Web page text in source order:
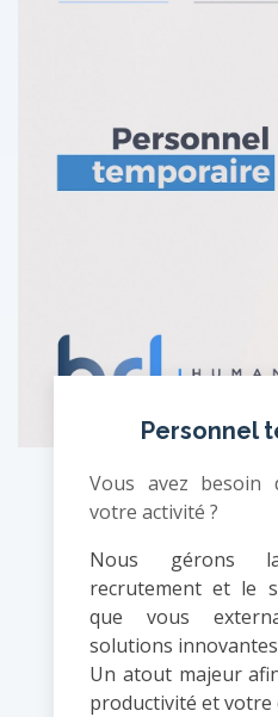
Personnel
Vous avez besoin
votre activité ?
Nous gérons
recrutement et le
que vous
solutions
Un atout majeur
productivité et votre